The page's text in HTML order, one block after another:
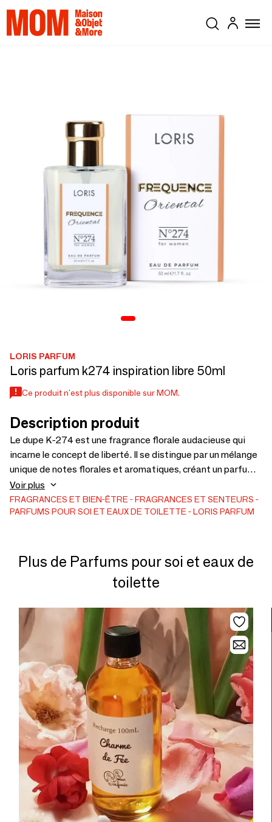
LORIS PARFUM
Loris parfum k274 inspiration libre 50ml
Ce produit n'est plus disponible sur MOM.
Description produit
Le dupe K-274 est une fragrance florale audacieuse qui
incarne le concept de liberté. Il se distingue par un mélange
unique de notes florales et aromatiques, créant un parfum à
la fois puissant et féminin . 1. Notes de tête : Agrumes,
Huile de mandarine, Cassis 2. Notes de cœur : Lavande,
Jasmin sambac, Jasmin grandiflorum, Fleur d’oranger. 3.
Voir plus
FRAGRANCES ET BIEN-ÊTRE
FRAGRANCES ET SENTEURS
PARFUMS POUR SOI ET EAUX DE TOILETTE
LORIS PARFUM
Plus de Parfums pour soi et eaux de
toilette